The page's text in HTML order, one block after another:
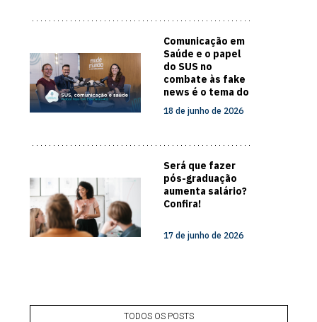
Comunicação em
Saúde e o papel
do SUS no
combate às fake
news é o tema do
novo episódio do
Papo com
18 de junho de 2026
Será que fazer
pós-graduação
aumenta salário?
Confira!
17 de junho de 2026
TODOS OS POSTS